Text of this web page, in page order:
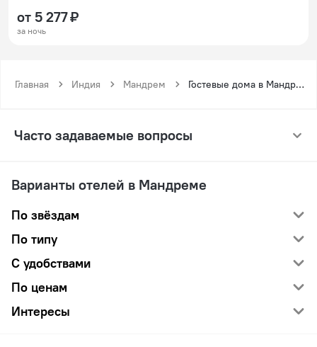
от 5 277 ₽
за ночь
Главная Индия Мандрем Гостевые дома в Мандреме
Часто задаваемые вопросы
Варианты отелей в Мандреме
По звёздам
По типу
С удобствами
По ценам
Интересы